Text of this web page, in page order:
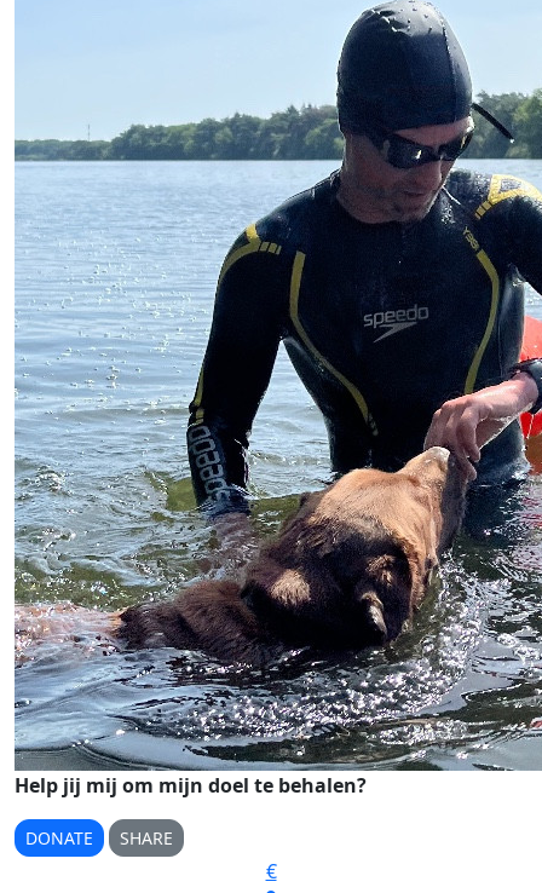
Help jij mij om mijn doel te behalen?
DONATE SHARE
€